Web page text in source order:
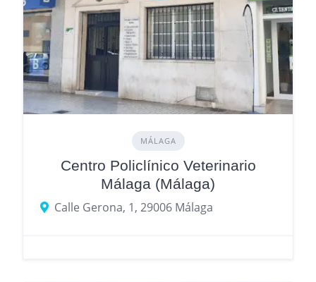
MÁLAGA
Centro Policlínico Veterinario
Málaga (Málaga)
Calle Gerona, 1, 29006 Málaga